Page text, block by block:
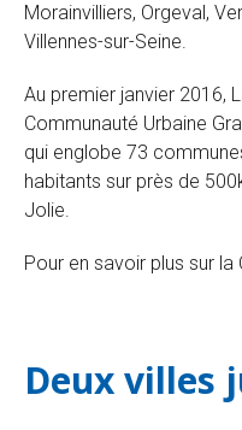
Morainvilliers, Orgeval,
Villennes-sur-Seine.
Au premier janvier 2016,
Communauté Urbaine
qui englobe 73
habitants sur près de
Jolie.
Pour en savoir plus sur la
Deux villes